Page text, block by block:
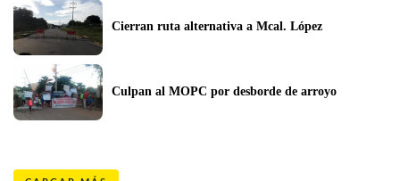
Cierran ruta alternativa a Mcal. López
Culpan al MOPC por desborde de arroyo